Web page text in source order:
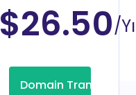
$26.50/
Domain Transfer